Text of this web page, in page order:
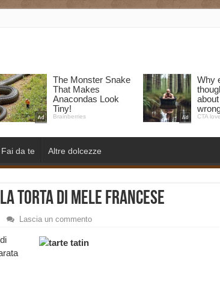
Fai da te Altre dolcezze
torta di Mele Francese
Lascia un commento